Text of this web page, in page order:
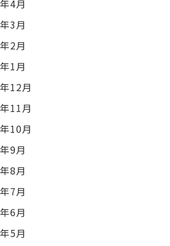
4月
3月
2月
1月
12月
11月
10月
9月
8月
7月
6月
5月